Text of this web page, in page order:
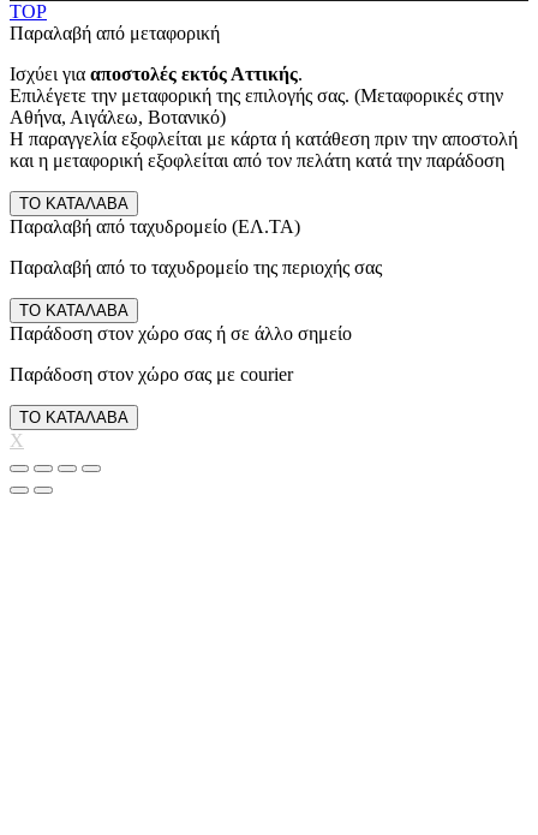
TOP
Παραλαβή από μεταφορική
Ισχύει για αποστολές εκτός Αττικής.
Επιλέγετε την μεταφορική της επιλογής σας. (Μεταφορικές στην
Αθήνα, Αιγάλεω, Βοτανικό)
Η παραγγελία εξοφλείται με κάρτα ή κατάθεση πριν την αποστολή
και η μεταφορική εξοφλείται από τον πελάτη κατά την παράδοση
ΤΟ ΚΑΤΑΛΑΒΑ
Παραλαβή από ταχυδρομείο (ΕΛ.ΤΑ)
Παραλαβή από το ταχυδρομείο της περιοχής σας
ΤΟ ΚΑΤΑΛΑΒΑ
Παράδοση στον χώρο σας ή σε άλλο σημείο
Παράδοση στον χώρο σας με courier
ΤΟ ΚΑΤΑΛΑΒΑ
X